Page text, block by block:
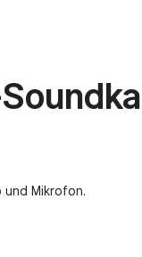
und Mikrofon.